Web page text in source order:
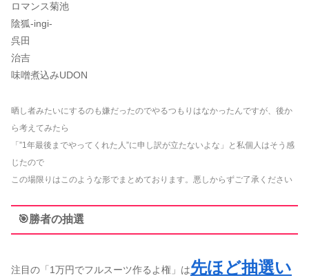
ロマンス菊池
陰狐-ingi-
呉田
治吉
味噌煮込みUDON
晒し者みたいにするのも嫌だったのでやるつもりはなかったんですが、 後か
ら考えてみたら
「”1年最後までやってくれた人”に申し訳が立たないよな」と私個人はそう感
じたので
この場限りはこのような形でまとめております。悪しからずご了承ください
🎯勝者の抽選
注目の「1万円でフルスーツ作るよ権」は先ほど抽選い